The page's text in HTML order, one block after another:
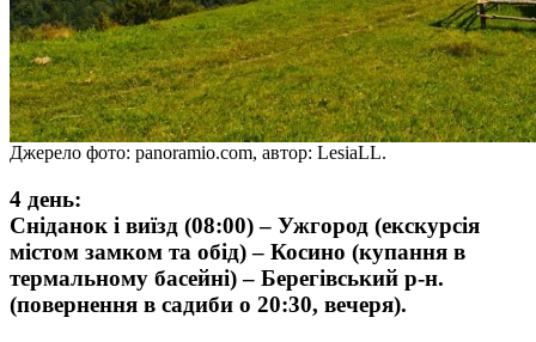
Джерело фото: panoramio.com, автор: LesiaLL.
4 день:
Сніданок і виїзд (08:00) – Ужгород (екскурсія
містом замком та обід) – Косино (купання в
термальному басейні) – Берегівський р-н.
(повернення в садиби о 20:30, вечеря).